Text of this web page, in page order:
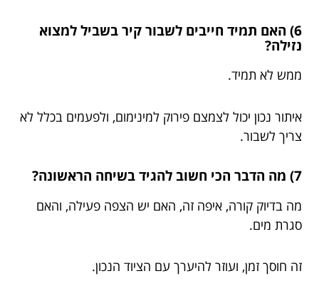
6) האם תמיד חייבים לשבור קיר בשביל למצוא
נזילה?
ממש לא תמיד.
איתור נכון יכול לצמצם פירוק למינימום, ולפעמים בכלל לא
צריך לשבור.
7) מה הדבר הכי חשוב להגיד בשיחה הראשונה?
מה בדיוק קורה, איפה זה, האם יש הצפה פעילה, והאם
סגרת מים.
זה חוסך זמן, ועוזר להיערך עם הציוד הנכון.